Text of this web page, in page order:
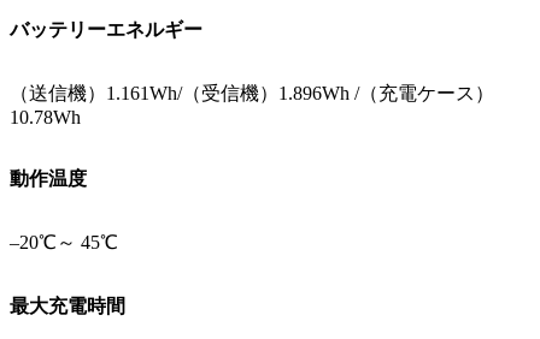
バッテリーエネルギー
（送信機）1.161Wh/（受信機）1.896Wh /（充電ケース）
10.78Wh
動作温度
–20℃～ 45℃
最大充電時間